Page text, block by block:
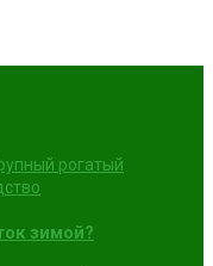
рогатый
зимой?